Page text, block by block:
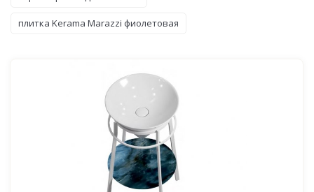
плитка Kerama Marazzi фиолетовая